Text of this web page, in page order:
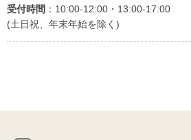
受付時間 ：10:00-12:00・13:00-17:00
(土日祝、年末年始を除く)